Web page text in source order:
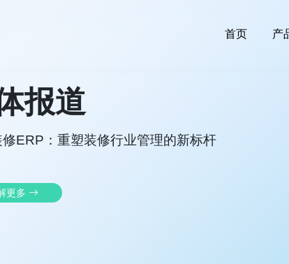
首页 产
报道
修ERP：重塑装修行业管理的新标杆
更多